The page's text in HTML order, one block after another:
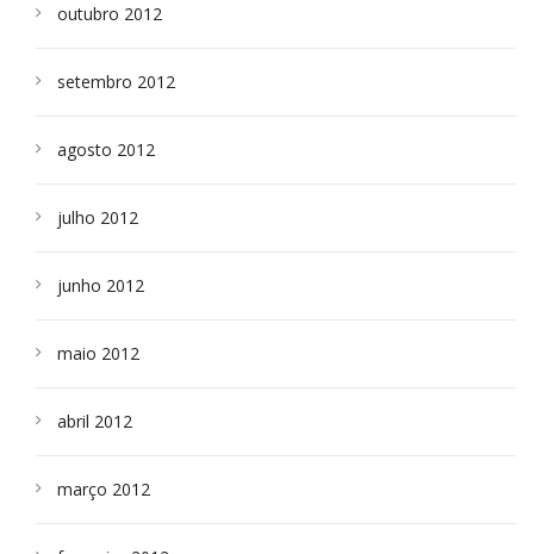
outubro 2012
setembro 2012
agosto 2012
julho 2012
junho 2012
maio 2012
abril 2012
março 2012